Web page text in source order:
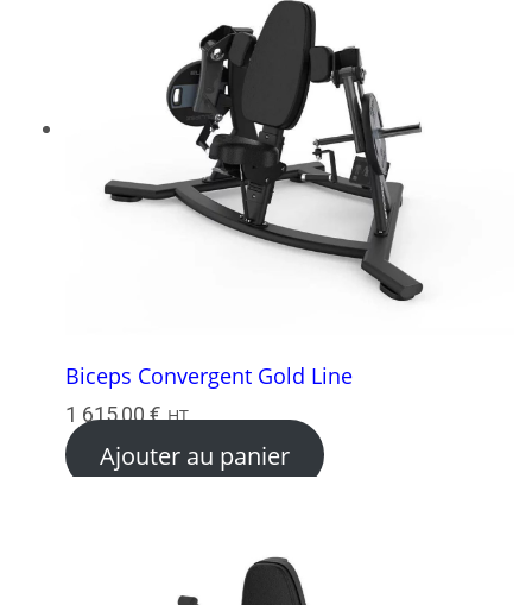
Biceps Convergent Gold Line
1 615,00€ HT
Ajouter au panier